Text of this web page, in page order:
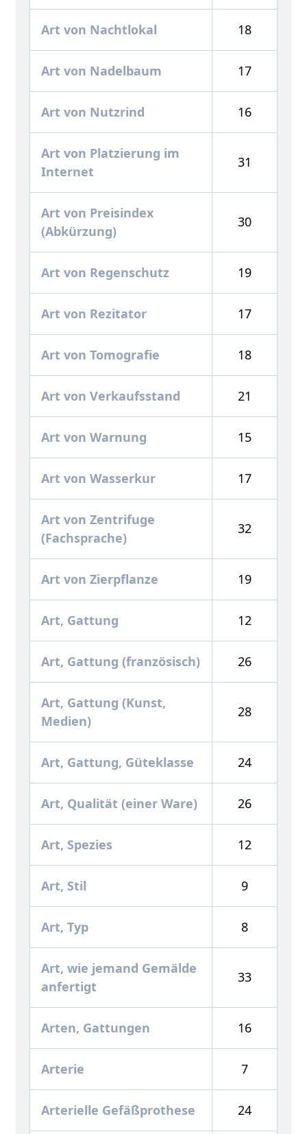
Art von Nachtlokal 18
Art von Nadelbaum 17
Art von Nutzrind 16
Art von Platzierung im
Internet
31
Art von Preisindex
(Abkürzung)
30
Art von Regenschutz 19
Art von Rezitator 17
Art von Tomografie 18
Art von Verkaufsstand 21
Art von Warnung 15
Art von Wasserkur 17
Art von Zentrifuge
(Fachsprache)
32
Art von Zierpflanze 19
Art, Gattung 12
Art, Gattung (französisch) 26
Art, Gattung (Kunst,
Medien)
28
Art, Gattung, Güteklasse 24
Art, Qualität (einer Ware) 26
Art, Spezies 12
Art, Stil 9
Art, Typ 8
Art, wie jemand Gemälde
anfertigt
33
Arten, Gattungen 16
Arterie 7
Arterielle Gefäßprothese 24